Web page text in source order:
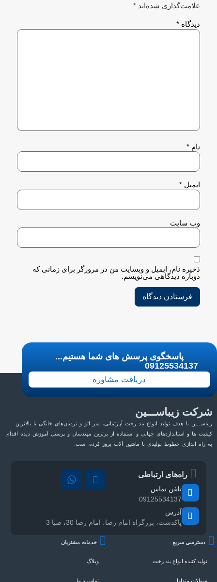
علامت‌گذاری شده‌اند *
دیدگاه *
نام *
ایمیل *
وب‌ سایت
ذخیره نام، ایمیل و وبسایت من در مرورگر برای زمانی که
دوباره دیدگاهی می‌نویسم.
پاسخگوی پرسش های شما هستیم...
09125534137
دریافت مشاوره
شرکت زیباســـین
زیباســـین با هدف تولید انواع بند رخت آپارتمانی، میز اتو و نردبان‌های خانگی با بالاترین
کیفیت ها و استانداردهای جهانی و استفاده از برترین مهندسان و پرسنل آموزش دیده اقدام
به راه اندازی خطوط تولیدی با ماشین آلات بروز کرده است.
راه‌های ارتباطی
تلفن تماس
09125534137
آدرس
پاکدشت، بزرگراه امام رضا، امام رضا 30، صبا 3
دسترسی سریع
تولید کننده انواع بند رخت
سوالات متداول
خدمات مشتریان
وبلاگ
تماس با ما